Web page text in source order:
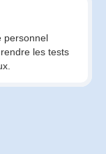
personnel
les tests